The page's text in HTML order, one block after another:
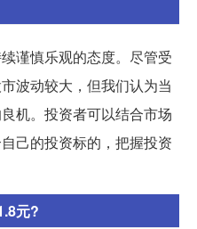
谨慎乐观的态度。尽管受
波动较大，但我们认为当
机。投资者可以结合市场
己的投资标的，把握投资
元?